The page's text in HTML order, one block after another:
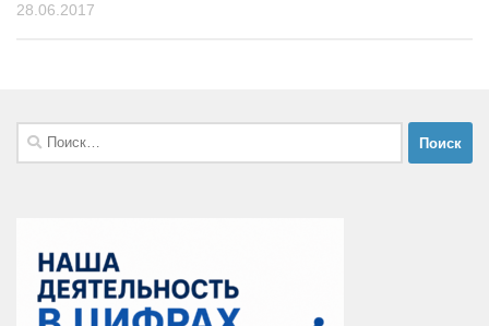
28.06.2017
Найти: